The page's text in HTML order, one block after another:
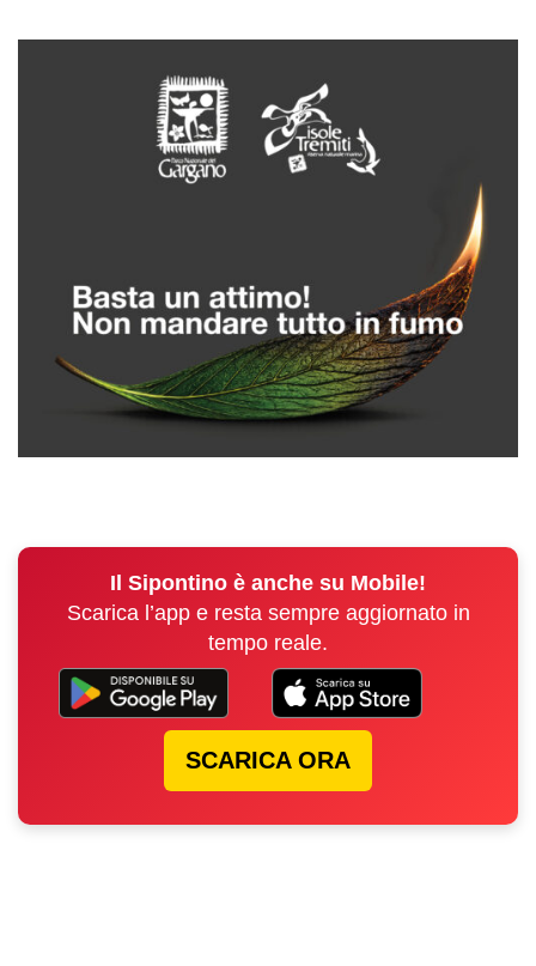
Il Sipontino è anche su Mobile!
Scarica l’app e resta sempre aggiornato in
tempo reale.
SCARICA ORA